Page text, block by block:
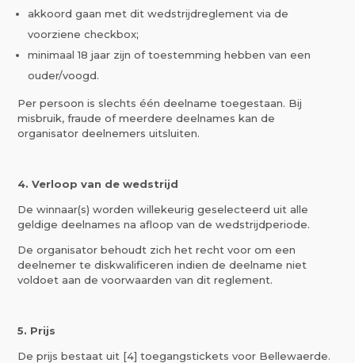
akkoord gaan met dit wedstrijdreglement via de
voorziene checkbox;
minimaal 18 jaar zijn of toestemming hebben van een
ouder/voogd.
Per persoon is slechts één deelname toegestaan. Bij
misbruik, fraude of meerdere deelnames kan de
organisator deelnemers uitsluiten.
4. Verloop van de wedstrijd
De winnaar(s) worden willekeurig geselecteerd uit alle
geldige deelnames na afloop van de wedstrijdperiode.
De organisator behoudt zich het recht voor om een
deelnemer te diskwalificeren indien de deelname niet
voldoet aan de voorwaarden van dit reglement.
5. Prijs
De prijs bestaat uit [4] toegangstickets voor Bellewaerde.